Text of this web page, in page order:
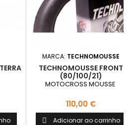
MARCA: TECHNOMOUSSE
TECHNOMOUSSE FRONT
(80/100/21)
MOTOCROSS MOUSSE
Preço
110,00 €
 Adicionar ao carrinho